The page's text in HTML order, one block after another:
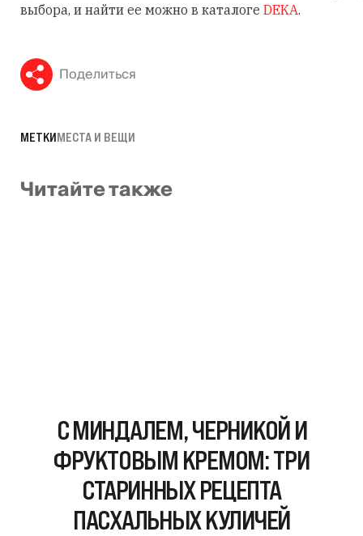
выбора, и найти ее можно в каталоге DEKA.
Поделиться
МЕТКИМЕСТА И ВЕЩИ
Читайте также
С МИНДАЛЕМ, ЧЕРНИКОЙ И
ФРУКТОВЫМ КРЕМОМ: ТРИ
СТАРИННЫХ РЕЦЕПТА
ПАСХАЛЬНЫХ КУЛИЧЕЙ